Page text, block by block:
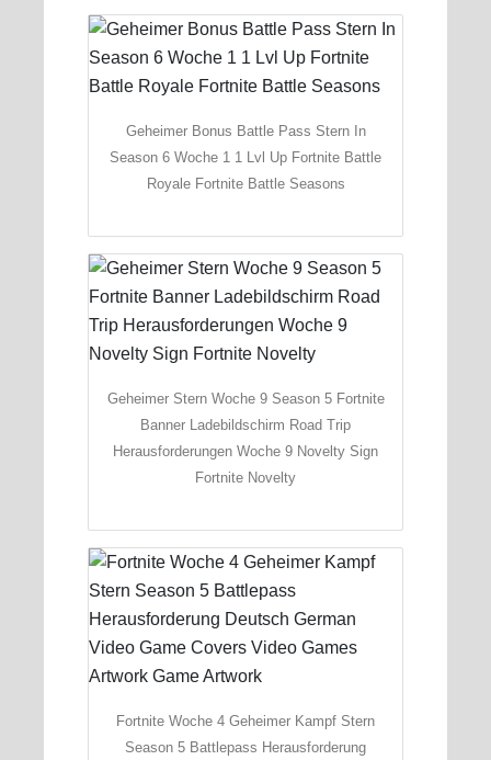
Geheimer Bonus Battle Pass Stern In
Season 6 Woche 1 1 Lvl Up Fortnite Battle
Royale Fortnite Battle Seasons
Geheimer Stern Woche 9 Season 5 Fortnite
Banner Ladebildschirm Road Trip
Herausforderungen Woche 9 Novelty Sign
Fortnite Novelty
Fortnite Woche 4 Geheimer Kampf Stern
Season 5 Battlepass Herausforderung